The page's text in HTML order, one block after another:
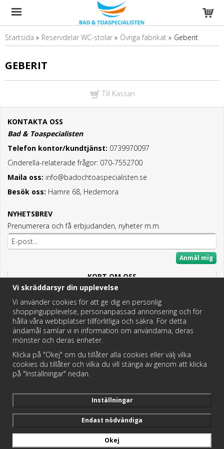
Startsida » Reservdelar WC-stolar » Övriga fabrikat » Geberit
GEBERIT
Till Kassan
KONTAKTA OSS
Bad & Toaspecialisten
Telefon kontor/kundtjänst: 0739970097
Cinderella-relaterade frågor: 070-7552700
Maila oss: info@badochtoaspecialisten.se
Besök oss: Hamre 68, Hedemora
NYHETSBREV
Prenumerera och få erbjudanden, nyheter m.m.
Anmäl mig
KORT OM OSS
Här hittar du det bästa och mesta inom Badrum,
Fritidstoaletter och VVS.
Butik i Hedemora.
Vi hjälper dig hitta rätt reservdel!
https://badochtoaspecialisten.se/return/
Vi skräddarsyr din upplevelse
Vi använder cookies för att ge dig en personlig
shoppingupplevelse, personanpassad annonsering och för
hålla våra webbplatser tillförlitliga och säkra. För detta
ändamål samlar vi in information om användarna, deras
mönster och deras enheter.
Klicka på "Okej" om du tillåter alla cookies eller välj vilka
cookies du tillåter och vilka du vill stänga av genom att klicka
på "Inställningar" nedan.
Inställningar
Endast nödvändiga
Okej